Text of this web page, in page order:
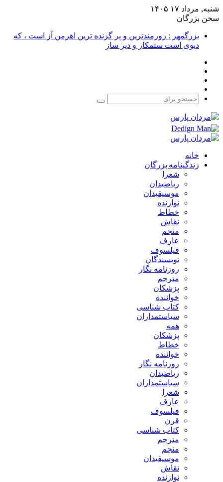
شنبه, مرداد ۱۷ ۱۴۰۵
سخن بزرگان
بزرگمهر : زورمندترین و پر گزنده ترین اهرمن آز است ، که
دیوی است ستمکار و دیر ساز
جستجو
خانه
زندگینامه بزرگان
شعرا
ریاضیدان
موسیقیدان
نوازنده
خطاط
نقاش
منجم
عارف
فیلسوف
نویسندگان
روزنامه نگار
مترجم
پزشکان
خواننده
کتاب شناسی
سیاستمداران
همه
پزشکان
خطاط
خواننده
روزنامه نگار
ریاضیدان
سیاستمداران
شعرا
عارف
فیلسوف
قرن
کتاب شناسی
مترجم
منجم
موسیقیدان
نقاش
نوازنده